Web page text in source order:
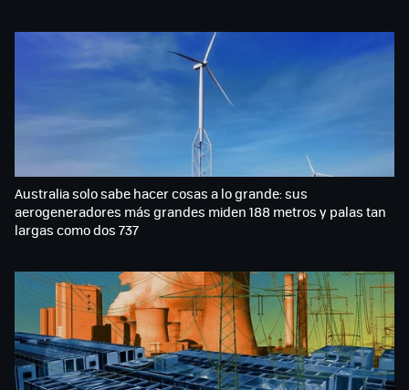
Australia solo sabe hacer cosas a lo grande: sus
aerogeneradores más grandes miden 188 metros y palas tan
largas como dos 737